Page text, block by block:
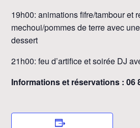
19h00: animations fifre/tambour et
mechoui/pommes de terre avec
dessert
21h00: feu d’artifice et soirée DJ
Informations et réservations : 06